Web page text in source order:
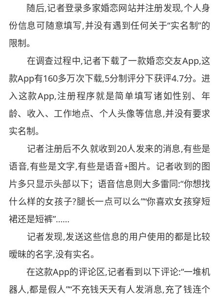
随后,记者登录多家婚恋网站并注册发现,个人身
份信息可随意填写,并没有遇到任何关于“实名制”的
限制。
在调查过程中,记者下载了一款婚恋交友App,这
款App有160多万次下载,5分制评分下获评4.7分。进
入这款App,注册程序就是简单填写诸如性别、年
龄、收入、工作地点、个人头像等信息,并没有要求
实名制。
记者注册后不久就收到20人发来的消息,有些是
语音,有些是文字,有些是语音+图片。记者收到的图
片多只显示头部以下；语音信息则大多雷同:“你想找
什么样的女孩子?腿长一点可以么”“你喜欢女孩穿短
裙还是短裤”……
记者发现,发送这些信息的用户使用的都是比较
暧昧的名字,没有实名。
在这款App的评论区,记者看到以下评论:“一堆机
器人,都是假人”“不充钱天天有人发消息,充了钱连个